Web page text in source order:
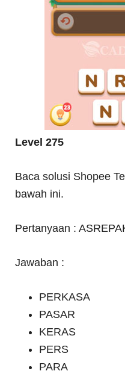
Level 275
Baca solusi Shopee
bawah ini.
Pertanyaan :
Jawaban :
PERKASA
PASAR
KERAS
PERS
PARA